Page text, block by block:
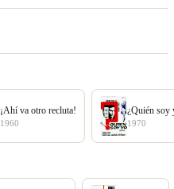
¡Ahí va otro recluta!
1960
¿Quién soy
1970